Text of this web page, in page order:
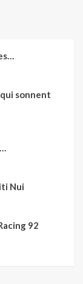
sonnent
Nui
92